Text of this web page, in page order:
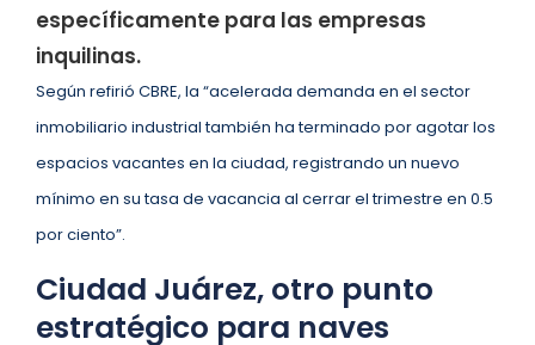
específicamente para las empresas
inquilinas.
Según refirió CBRE, la “acelerada demanda en el sector
inmobiliario industrial también ha terminado por agotar los
espacios vacantes en la ciudad, registrando un nuevo
mínimo en su tasa de vacancia al cerrar el trimestre en 0.5
por ciento”.
Ciudad Juárez, otro punto
estratégico para naves